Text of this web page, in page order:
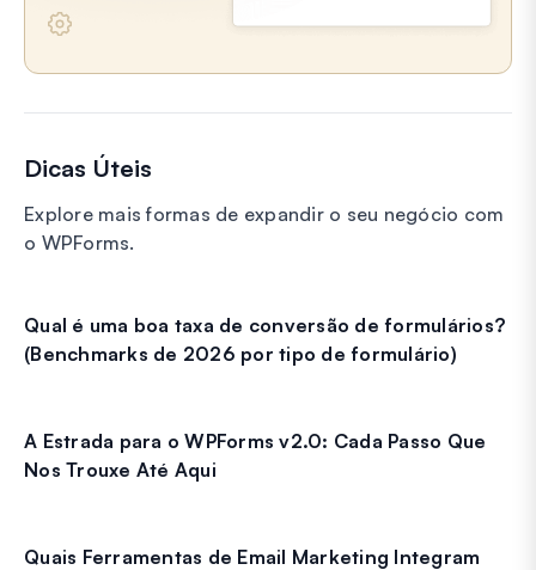
Dicas Úteis
Explore mais formas de expandir o seu negócio com
o WPForms.
Qual é uma boa taxa de conversão de formulários?
(Benchmarks de 2026 por tipo de formulário)
A Estrada para o WPForms v2.0: Cada Passo Que
Nos Trouxe Até Aqui
Quais Ferramentas de Email Marketing Integram